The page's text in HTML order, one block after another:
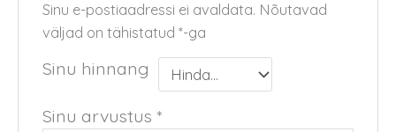
Sinu e-postiaadressi ei avaldata. Nõutavad
väljad on tähistatud*-ga
Sinu hinnang
Sinu arvustus *